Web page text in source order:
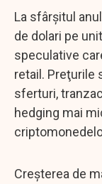
La sfârşitul
de dolari pe
speculative
retail. Preţurile
sferturi,
hedging mai
Creşterea de